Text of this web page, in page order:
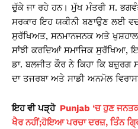
ਚੁੱਕੇ ਜਾ ਰਹੇ ਹਨ। ਮੁੱਖ ਮੰਤਰੀ ਸ.
ਸਰਕਾਰ ਇਹ ਯਕੀਨੀ ਬਣਾਉਣ ਲਈ
ਸੁਰੱਖਿਅਤ, ਸਨਮਾਨਜਨਕ ਅਤੇ
ਸਾਂਝੀ ਕਰਦਿਆਂ ਸਮਾਜਿਕ ਸੁਰੱਖਿਆ,
ਡਾ. ਬਲਜੀਤ ਕੌਰ ਨੇ ਕਿਹਾ ਕਿ ਬਜ਼ੁਰਗ
ਦਾ ਤਜਰਬਾ ਅਤੇ ਸਾਡੀ ਅਨਮੋਲ
ਇਹ ਵੀ ਪੜ੍ਹੋ Punjab ‘ਚ ਹੁਣ
ਖੈਰ ਨਹੀਂ;ਹੋਇਆ ਪਰਚਾ ਦਰਜ਼, ਤਿੰਨ